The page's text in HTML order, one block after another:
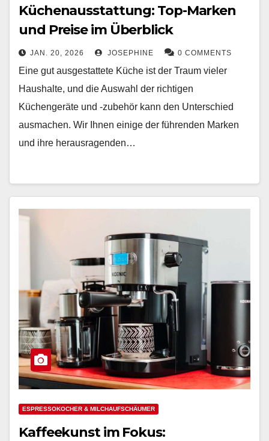
Küchenausstattung: Top-Marken
und Preise im Überblick
JAN. 20, 2026 JOSEPHINE 0 COMMENTS
Eine gut ausgestattete Küche ist der Traum vieler
Haushalte, und die Auswahl der richtigen
Küchengeräte und -zubehör kann den Unterschied
ausmachen. Wir Ihnen einige der führenden Marken
und ihre herausragenden…
ESPRESSOKOCHER & MILCHAUFSCHÄUMER
Kaffeekunst im Fokus: